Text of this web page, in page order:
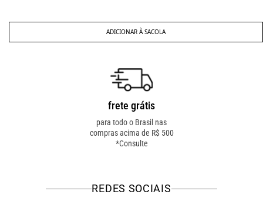
ADICIONAR À SACOLA
frete grátis
para todo o Brasil nas
compras acima de R$ 500
*Consulte
REDES SOCIAIS